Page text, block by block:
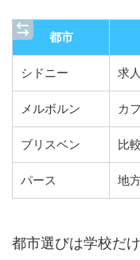
都市
シドニー 求
メルボルン カ
ブリスベン 比
パース 地
都市選びは学校だ